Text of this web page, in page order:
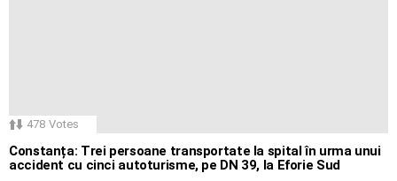
478 Votes
Constanța: Trei persoane transportate la spital în urma unui
accident cu cinci autoturisme, pe DN 39, la Eforie Sud